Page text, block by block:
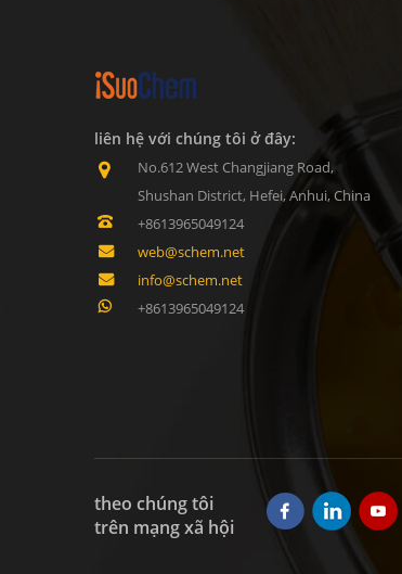
liên hệ với chúng tôi ở đây:
No.612 West Changjiang Road,
Shushan District, Hefei, Anhui, China
+8613965049124
web@schem.net
info@schem.net
+8613965049124
theo chúng tôi
trên mạng xã hội